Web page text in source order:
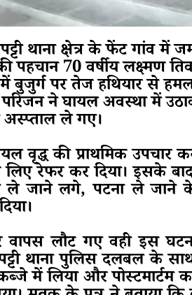
थाना क्षेत्र के फेंट गांव में
पहचान 70 वर्षीय लक्ष्मण
बुजुर्ग पर तेज हथियार से
ने घायल अवस्था में
ले गए।
वृद्ध की प्राथमिक उपचार
रेफर कर दिया।इसके
ले जाने लगे, पटना ले जाने
लौट गए वही इस घटना
थाना पुलिस दलबल के
में लिया और पोस्टमार्टम